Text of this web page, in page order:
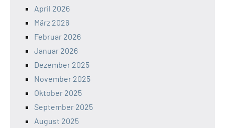
April 2026
März 2026
Februar 2026
Januar 2026
Dezember 2025
November 2025
Oktober 2025
September 2025
August 2025